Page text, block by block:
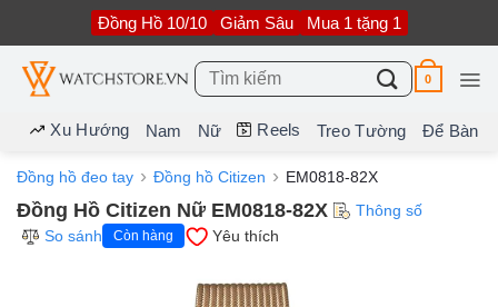
nội
dung
Đồng Hồ 10/10 Giảm Sâu Mua 1 tặng 1
Tìm
kiếm:
0
Xu Hướng Nam Nữ Reels Treo Tường Để Bàn
Đồng hồ đeo tay Đồng hồ Citizen EM0818-82X
Đồng Hồ Citizen Nữ EM0818-82X
Thông số
So sánh
Còn hàng Yêu thích